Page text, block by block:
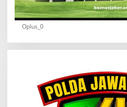
Oplus_0